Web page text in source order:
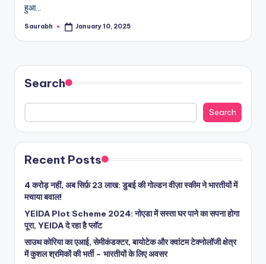
हुआ…
Posted
Saurabh January 10, 2025
Search
Search
Recent Posts
4 करोड़ नहीं, अब सिर्फ़ 23 लाख: डुबई की गोल्डन वीज़ा स्कीम ने भारतीयों में
मचाया बवाल!
YEIDA Plot Scheme 2024: नोएडा में सस्ता घर पाने का सपना होगा
पूरा, YEIDA दे रहा है प्लॉट
साउथ कोरिया का एआई, सेमीकंडक्टर, बायोटेक और क्वांटम टेक्नोलॉजी क्षेत्र
में कुशल श्रमिकों की भर्ती – भारतीयों के लिए अवसर